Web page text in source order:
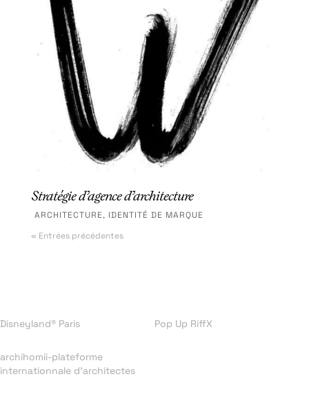
Stratégie d’agence d’architecture
ARCHITECTURE, IDENTITÉ DE MARQUE
« Entrées précédentes
Disneyland® Paris Pop Up RiffX
archihomii-plateforme
internationnale d’architectes